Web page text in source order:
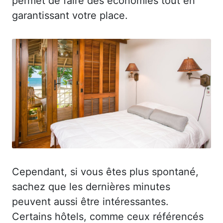
garantissant votre place.
Cependant, si vous êtes plus spontané,
sachez que les dernières minutes
peuvent aussi être intéressantes.
Certains hôtels, comme ceux référencés